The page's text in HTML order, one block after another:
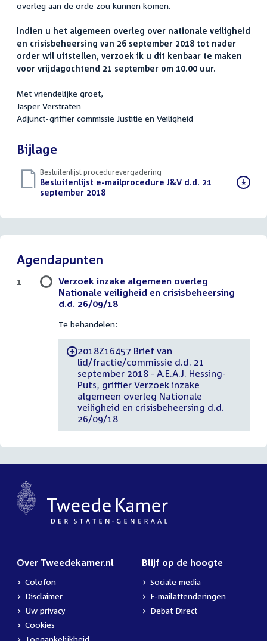
overleg aan de orde zou kunnen komen.
Indien u het algemeen overleg over nationale veiligheid
en crisisbeheersing van 26 september 2018 tot nader
order wil uitstellen, verzoek ik u dit kenbaar te maken
voor vrijdagochtend 21 september om 10.00 uur.
Met vriendelijke groet,
Jasper Verstraten
Adjunct-griffier commissie Justitie en Veiligheid
Bijlage
Besluitenlijst procedurevergadering
Download
bestand:
Besluitenlijst e-mailprocedure J&V d.d. 21
september 2018(PDF)
Agendapunten
Verzoek inzake algemeen overleg
Nationale veiligheid en crisisbeheersing
d.d. 26/09/18
Te behandelen:
-2018Z16457 Brief van
lid/fractie/commissie d.d. 21
september 2018 - A.E.A.J. Hessing-
Puts, griffier Verzoek inzake
algemeen overleg Nationale
veiligheid en crisisbeheersing d.d.
26/09/18
1
Over Tweedekamer.nl
Colofon
Disclaimer
Uw privacy
Cookies
Blijf op de hoogte
Sociale media
E-mailattenderingen
Debat Direct